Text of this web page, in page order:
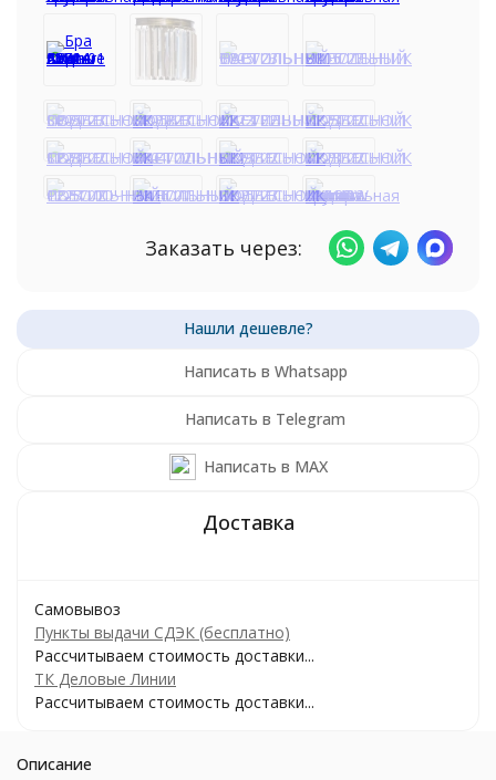
Заказать через:
Написать в Whatsapp
Написать в Telegram
Написать в MAX
Самовывоз
Пункты выдачи СДЭК (бесплатно)
Рассчитываем стоимость доставки...
ТК Деловые Линии
Рассчитываем стоимость доставки...
Описание